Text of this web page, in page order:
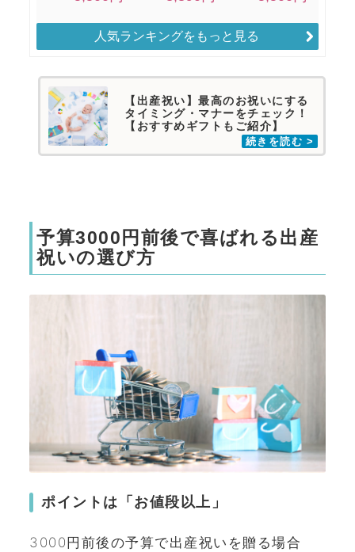
人気ランキングをもっと見る
【出産祝い】最高のお祝いにする
タイミング・マナーをチェック！
【おすすめギフトもご紹介】
予算3000円前後で喜ばれる出産
祝いの選び方
ポイントは「お値段以上」
3000円前後の予算で出産祝いを贈る場合